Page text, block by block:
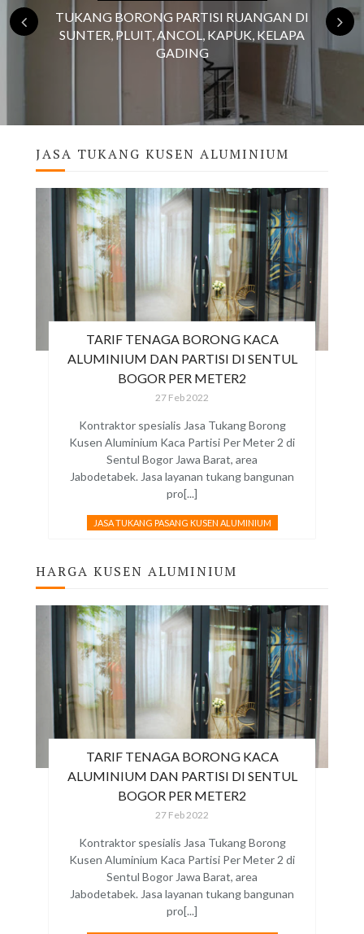
TUKANG BORONG PARTISI RUANGAN DI
SUNTER, PLUIT, ANCOL, KAPUK, KELAPA
GADING
JASA TUKANG KUSEN ALUMINIUM
TARIF TENAGA BORONG KACA
ALUMINIUM DAN PARTISI DI SENTUL
BOGOR PER METER2
27 Feb 2022
Kontraktor spesialis Jasa Tukang Borong
Kusen Aluminium Kaca Partisi Per Meter 2 di
Sentul Bogor Jawa Barat, area
Jabodetabek. Jasa layanan tukang bangunan
pro[...]
JASA TUKANG PASANG KUSEN ALUMINIUM
HARGA KUSEN ALUMINIUM
TARIF TENAGA BORONG KACA
ALUMINIUM DAN PARTISI DI SENTUL
BOGOR PER METER2
27 Feb 2022
Kontraktor spesialis Jasa Tukang Borong
Kusen Aluminium Kaca Partisi Per Meter 2 di
Sentul Bogor Jawa Barat, area
Jabodetabek. Jasa layanan tukang bangunan
pro[...]